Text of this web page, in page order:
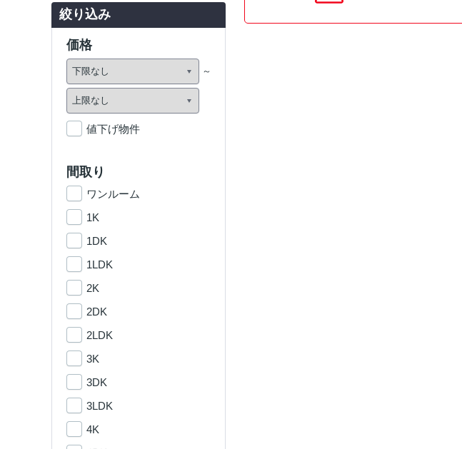
絞り込み
価格
値下げ物件
間取り
ワンルーム
1K
1DK
1LDK
2K
2DK
2LDK
3K
3DK
3LDK
4K